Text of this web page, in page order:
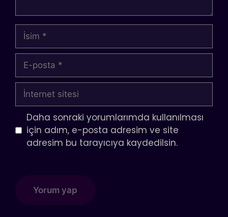
İsim
posta
İnternet
sitesi
Daha sonraki yorumlarımda kullanılması
için adım, e-posta adresim ve site
adresim bu tarayıcıya kaydedilsin.